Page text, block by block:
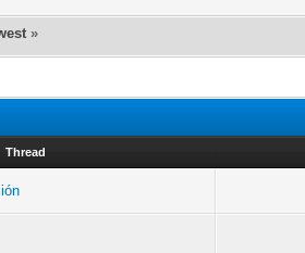
»
Thread